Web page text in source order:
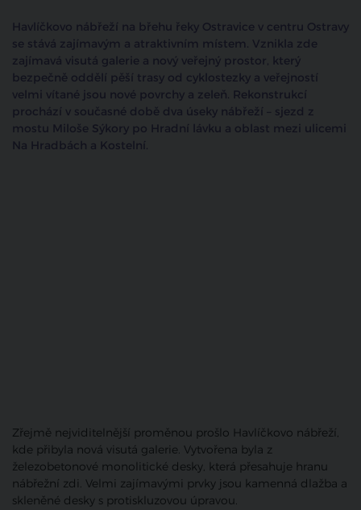
Havlíčkovo nábřeží na břehu řeky Ostravice v centru Ostravy
se stává zajímavým a atraktivním místem. Vznikla zde
zajímavá visutá galerie a nový veřejný prostor, který
bezpečně oddělí pěší trasy od cyklostezky a veřejností
velmi vítané jsou nové povrchy a zeleň. Rekonstrukcí
prochází v současné době dva úseky nábřeží – sjezd z
mostu Miloše Sýkory po Hradní lávku a oblast mezi ulicemi
Na Hradbách a Kostelní.
Zřejmě nejviditelnější proměnou prošlo Havlíčkovo nábřeží,
kde přibyla nová visutá galerie. Vytvořena byla z
železobetonové monolitické desky, která přesahuje hranu
nábřežní zdi. Velmi zajímavými prvky jsou kamenná dlažba a
skleněné desky s protiskluzovou úpravou.